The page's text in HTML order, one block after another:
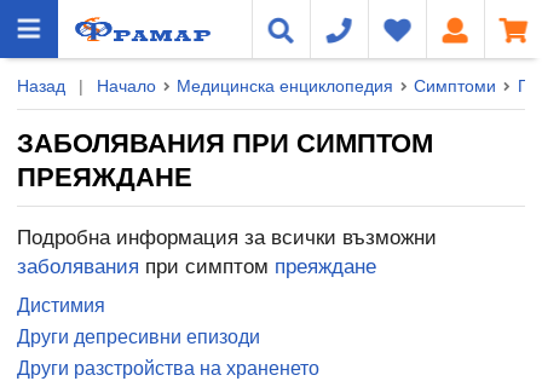
Назад | Начало Медицинска енциклопедия Симптоми
ЗАБОЛЯВАНИЯ ПРИ СИМПТОМ
ПРЕЯЖДАНЕ
Подробна информация за всички възможни
заболявания при симптом преяждане
Дистимия
Други депресивни епизоди
Други разстройства на храненето